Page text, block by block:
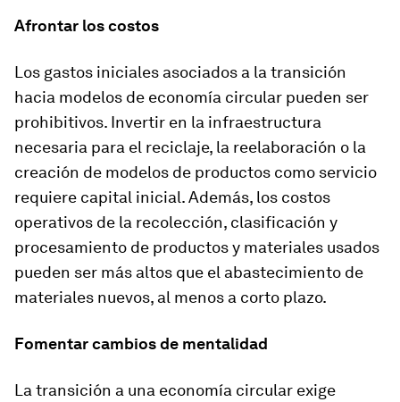
Afrontar los costos
Los gastos iniciales asociados a la transición
hacia modelos de economía circular pueden ser
prohibitivos. Invertir en la infraestructura
necesaria para el reciclaje, la reelaboración o la
creación de modelos de productos como servicio
requiere capital inicial. Además, los costos
operativos de la recolección, clasificación y
procesamiento de productos y materiales usados
pueden ser más altos que el abastecimiento de
materiales nuevos, al menos a corto plazo.
Fomentar cambios de mentalidad
La transición a una economía circular exige